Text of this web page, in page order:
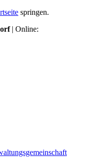
springen.
| Online: